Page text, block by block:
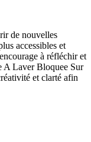
de nouvelles
accessibles et
à réfléchir et
A Laver Bloquee Sur
et clarté afin